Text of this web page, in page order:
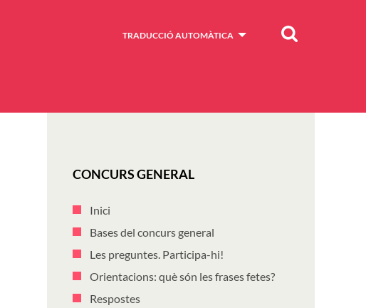
TRADUCCIÓ AUTOMÀTICA Cercar
CONCURS GENERAL
Inici
Bases del concurs general
Les preguntes. Participa-hi!
Orientacions: què són les frases fetes?
Respostes